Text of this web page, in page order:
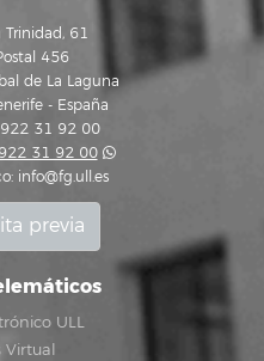
61
456
de La Laguna
- España
922 31 92 00
31 92 00
info@fg.ull.es
previa
ULL